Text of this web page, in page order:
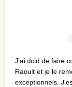
J'ai dcid de faire
Raoult et je le
exceptionnels.